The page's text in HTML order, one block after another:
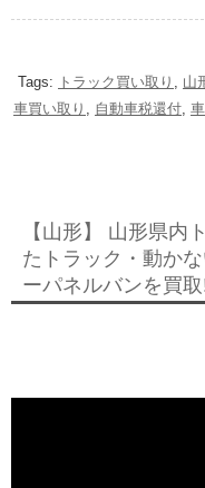
Tags:
トラック買い取り 山
車買い取り
自動車税還付
【山形】 山形県内
たトラック・動か
ーパネルバンを買